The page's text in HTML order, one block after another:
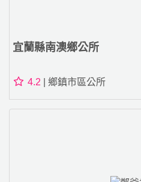
宜蘭縣南澳鄉公所
4.2 | 鄉鎮市區公所